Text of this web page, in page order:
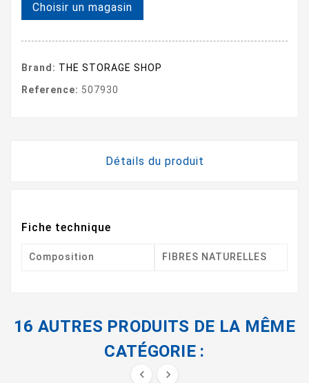
Choisir un magasin
Brand: THE STORAGE SHOP
Reference: 507930
Détails du produit
Fiche technique
Composition FIBRES NATURELLES
16 AUTRES PRODUITS DE LA MÊME
CATÉGORIE :
 